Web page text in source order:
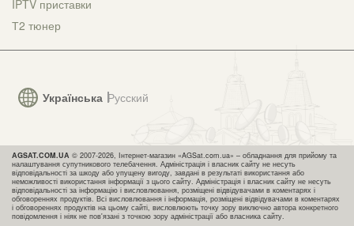
Українська Русский
IPTV приставки
Т2 тюнер
AGSAT.COM.UA © 2007-2026, Інтернет-магазин «AGSat.com.ua» – обладнання для прийому та
налаштування супутникового телебачення. Адміністрація і власник сайту не несуть
відповідальності за шкоду або упущену вигоду, завдані в результаті використання або
неможливості використання інформації з цього сайту. Адміністрація і власник сайту не несуть
відповідальності за інформацію і висловлювання, розміщені відвідувачами в коментарях і
обговореннях продуктів. Всі висловлювання і інформація, розміщені відвідувачами в коментарях
і обговореннях продуктів на цьому сайті, висловлюють точку зору виключно автора конкретного
повідомлення і ніяк не пов'язані з точкою зору адміністрації або власника сайту.